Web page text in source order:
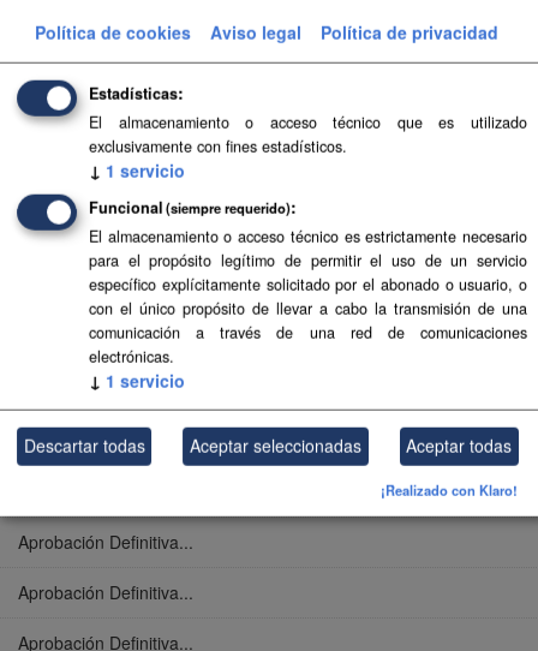
Aprobación Definitiva...
Aprobación Definitiva...
Aprobación Definitiva...
Aprobación Definitiva...
Aprobación Definitiva...
Aprobación Definitiva...
Aprobación Definitiva...
Aprobación Definitiva...
Aprobación Definitiva...
Aprobación Definitiva...
Aprobación Definitiva...
Aprobación Definitiva...
Política de cookies Aviso legal Política de privacidad
Estadísticas
El almacenamiento o acceso técnico que es utilizado
exclusivamente con fines estadísticos.
↓ 1 servicio
Funcional (siempre requerido)
El almacenamiento o acceso técnico es estrictamente necesario
para el propósito legítimo de permitir el uso de un servicio
específico explícitamente solicitado por el abonado o usuario, o
con el único propósito de llevar a cabo la transmisión de una
comunicación a través de una red de comunicaciones
electrónicas.
↓ 1 servicio
Descartar todas Aceptar seleccionadas Aceptar todas
¡Realizado con Klaro!